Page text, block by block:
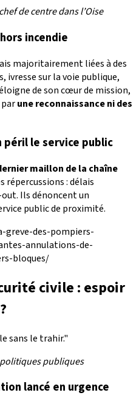
de centre dans l’Oise
incendie
majoritairement liées à des
ivresse sur la voie publique,
de son cœur de mission,
une reconnaissance ni des
péril le service public
maillon de la chaîne
répercussions : délais
Ils dénoncent un
public de proximité.
des-pompiers-
annulations-de-
bloques/
civile : espoir
sans le trahir."
publiques
lancé en urgence